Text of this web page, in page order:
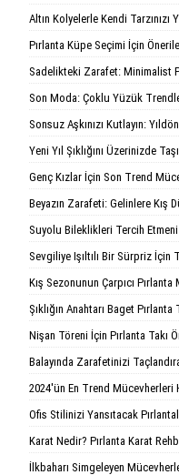
Altın Kolyelerle Kendi Tarzınızı
Pırlanta Küpe Seçimi İçin
Sadelikteki Zarafet: Minimalist
Son Moda: Çoklu Yüzük
Sonsuz Aşkınızı Kutlayın:
Yeni Yıl Şıklığını Üzerinizde
Genç Kızlar İçin Son Trend
Beyazın Zarafeti: Gelinlere Kış
Suyolu Bileklikleri Tercih
Sevgiliye Işıltılı Bir Sürpriz İçin
Kış Sezonunun Çarpıcı
Şıklığın Anahtarı Baget Pırlanta
Nişan Töreni İçin Pırlanta Takı
Balayında Zarafetinizi
2024'ün En Trend Mücevherleri
Ofis Stilinizi Yansıtacak
Karat Nedir? Pırlanta Karat
İlkbaharı Simgeleyen